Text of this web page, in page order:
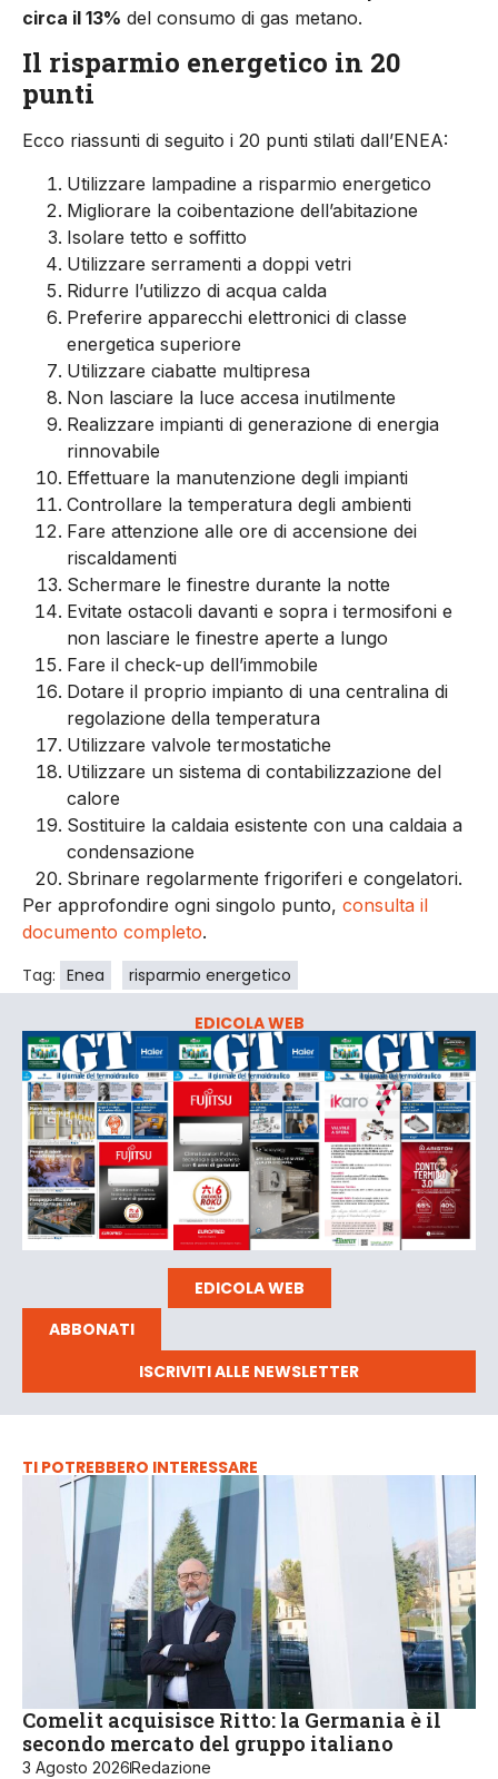
circa il 13% del consumo di gas metano.
Il risparmio energetico in 20
punti
Ecco riassunti di seguito i 20 punti stilati dall’ENEA:
Utilizzare lampadine a risparmio energetico
Migliorare la coibentazione dell’abitazione
Isolare tetto e soffitto
Utilizzare serramenti a doppi vetri
Ridurre l’utilizzo di acqua calda
Preferire apparecchi elettronici di classe
energetica superiore
Utilizzare ciabatte multipresa
Non lasciare la luce accesa inutilmente
Realizzare impianti di generazione di energia
rinnovabile
Effettuare la manutenzione degli impianti
Controllare la temperatura degli ambienti
Fare attenzione alle ore di accensione dei
riscaldamenti
Schermare le finestre durante la notte
Evitate ostacoli davanti e sopra i termosifoni e
non lasciare le finestre aperte a lungo
Fare il check-up dell’immobile
Dotare il proprio impianto di una centralina di
regolazione della temperatura
Utilizzare valvole termostatiche
Utilizzare un sistema di contabilizzazione del
calore
Sostituire la caldaia esistente con una caldaia a
condensazione
Sbrinare regolarmente frigoriferi e congelatori.
Per approfondire ogni singolo punto, consulta il
documento completo.
Tag: Enea risparmio energetico
EDICOLA WEB
EDICOLA WEB
ABBONATI
ISCRIVITI ALLE NEWSLETTER
TI POTREBBERO INTERESSARE
Comelit acquisisce Ritto: la Germania è il
secondo mercato del gruppo italiano
3 Agosto 2026Redazione